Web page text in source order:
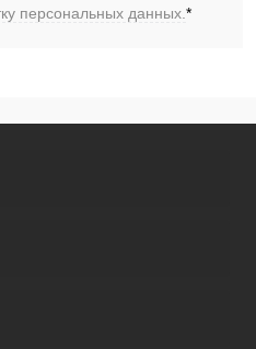
персональных данных.*